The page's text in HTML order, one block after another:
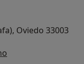
Oviedo 33003